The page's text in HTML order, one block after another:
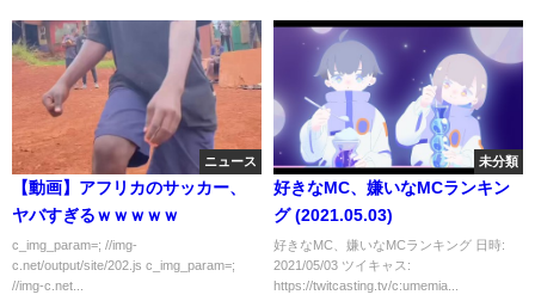
ニュース
【動画】アフリカのサッカー、
ヤバすぎるｗｗｗｗｗ
c_img_param=; //img-
c.net/output/site/202.js c_img_param=;
//img-c.net...
未分類
好きなMC、嫌いなMCランキン
グ (2021.05.03)
好きなMC、嫌いなMCランキング 日時:
2021/05/03 ツイキャス:
https://twitcasting.tv/c:umemia...